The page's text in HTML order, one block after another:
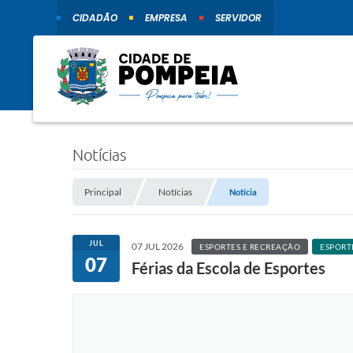
CIDADÃO EMPRESA SERVIDOR
Notícias
Principal Notícias Notícia
JUL
07
07 JUL 2026 ESPORTES E RECREAÇÃO
Férias da Escola de Esportes